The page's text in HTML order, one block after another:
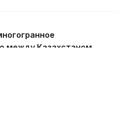
между Казахстаном